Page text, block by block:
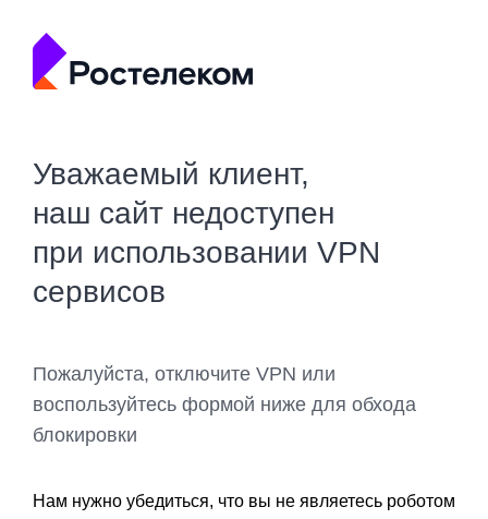
Уважаемый клиент,
наш сайт недоступен
при использовании VPN
сервисов
Пожалуйста, отключите VPN или
воспользуйтесь формой ниже для обхода
блокировки
Нам нужно убедиться, что вы не являетесь роботом